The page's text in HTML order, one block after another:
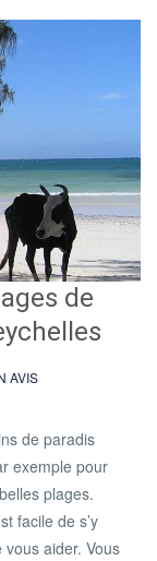
de
AVIS
de paradis
exemple pour
plages.
facile de s’y
aider. Vous